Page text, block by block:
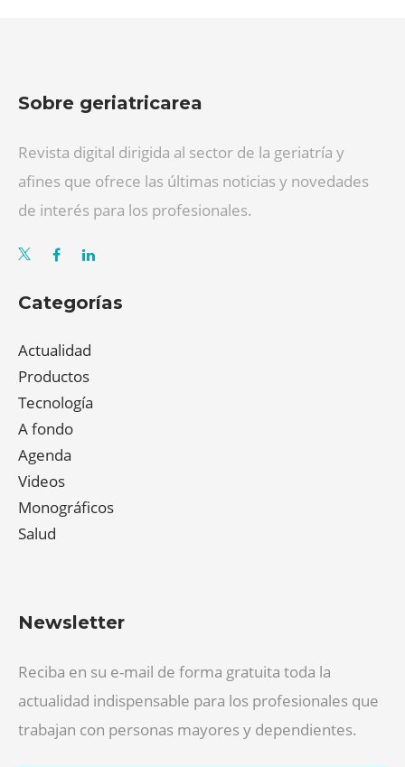
Sobre geriatricarea
Revista digital dirigida al sector de la geriatría y
afines que ofrece las últimas noticias y novedades
de interés para los profesionales.
Categorías
Actualidad
Productos
Tecnología
A fondo
Agenda
Videos
Monográficos
Salud
Newsletter
Reciba en su e-mail de forma gratuita toda la
actualidad indispensable para los profesionales que
trabajan con personas mayores y dependientes.